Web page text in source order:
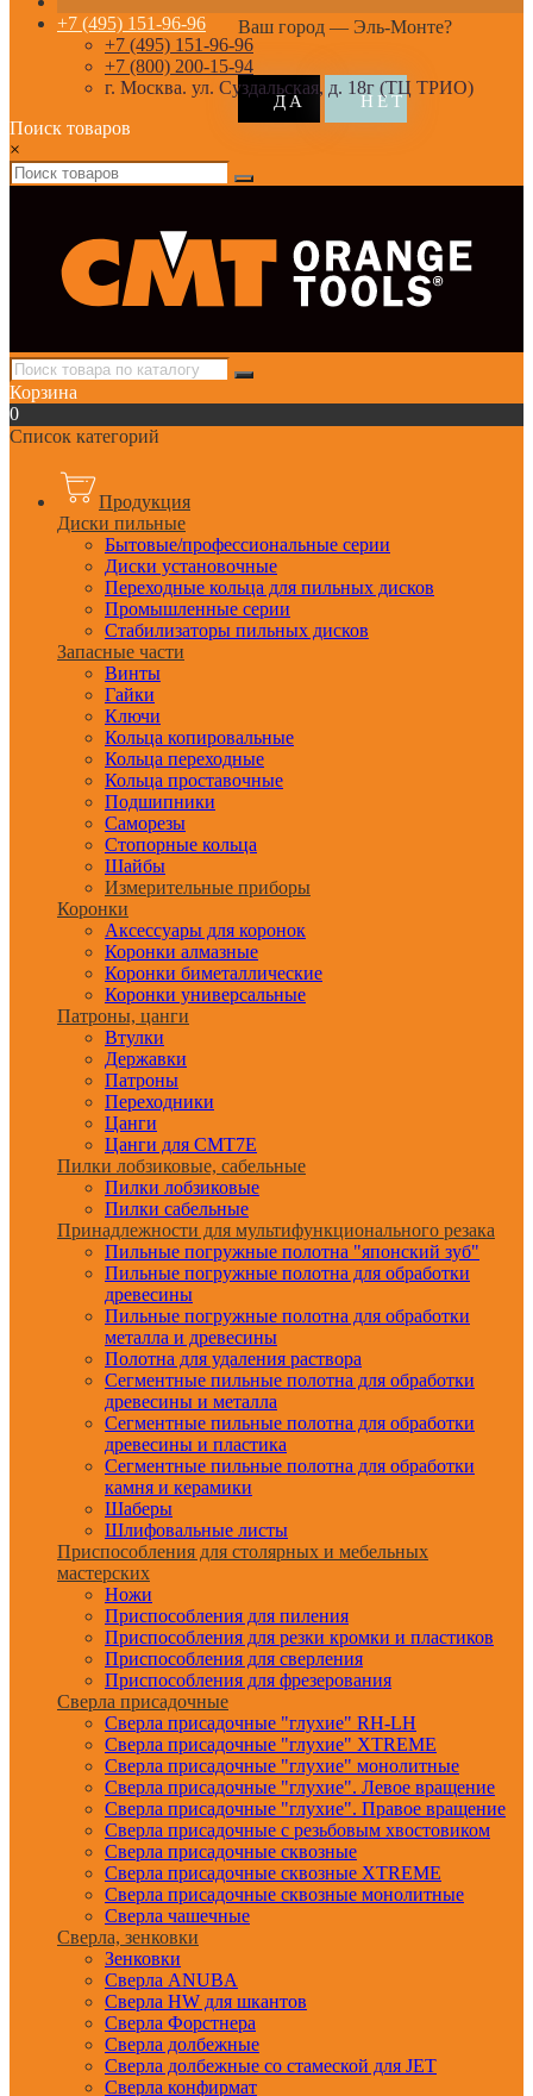
Ваш город — Эль-Монте?
+7 (495) 151-96-96
+7 (495) 151-96-96
+7 (800) 200-15-94
г. Москва. ул. Суздальская, д. 18г (ТЦ ТРИО)
Поиск товаров
×
Корзина
0
Список категорий
Продукция
Диски пильные
Бытовые/профессиональные серии
Диски установочные
Переходные кольца для пильных дисков
Промышленные серии
Стабилизаторы пильных дисков
Запасные части
Винты
Гайки
Ключи
Кольца копировальные
Кольца переходные
Кольца проставочные
Подшипники
Саморезы
Стопорные кольца
Шайбы
Измерительные приборы
Коронки
Аксессуары для коронок
Коронки алмазные
Коронки биметаллические
Коронки универсальные
Патроны, цанги
Втулки
Державки
Патроны
Переходники
Цанги
Цанги для CMT7E
Пилки лобзиковые, сабельные
Пилки лобзиковые
Пилки сабельные
Принадлежности для мультифункционального резака
Пильные погружные полотна "японский зуб"
Пильные погружные полотна для обработки
древесины
Пильные погружные полотна для обработки
металла и древесины
Полотна для удаления раствора
Сегментные пильные полотна для обработки
древесины и металла
Сегментные пильные полотна для обработки
древесины и пластика
Сегментные пильные полотна для обработки
камня и керамики
Шаберы
Шлифовальные листы
Приспособления для столярных и мебельных
мастерских
Ножи
Приспособления для пиления
Приспособления для резки кромки и пластиков
Приспособления для сверления
Приспособления для фрезерования
Сверла присадочные
Сверла присадочные "глухие" RH-LH
Сверла присадочные "глухие" XTREME
Сверла присадочные "глухие" монолитные
Сверла присадочные "глухие". Левое вращение
Сверла присадочные "глухие". Правое вращение
Сверла присадочные с резьбовым хвостовиком
Сверла присадочные сквозные
Сверла присадочные сквозные XTREME
Сверла присадочные сквозные монолитные
Сверла чашечные
Сверла, зенковки
Зенковки
Сверла ANUBA
Сверла HW для шкантов
Сверла Форстнера
Сверла долбежные
Сверла долбежные со стамеской для JET
Сверла конфирмат